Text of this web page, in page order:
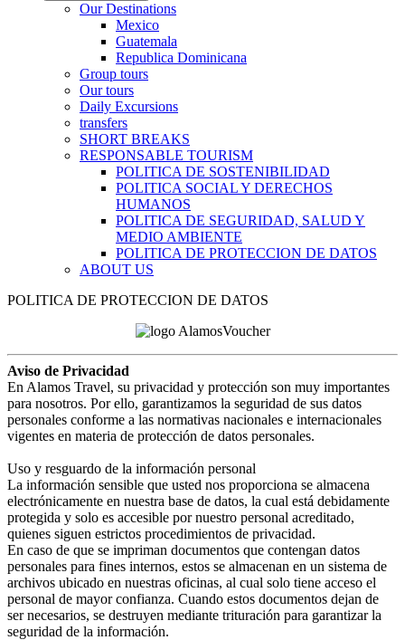
Our Destinations
Mexico
Guatemala
Republica Dominicana
Group tours
Our tours
Daily Excursions
transfers
SHORT BREAKS
RESPONSABLE TOURISM
POLITICA DE SOSTENIBILIDAD
POLITICA SOCIAL Y DERECHOS
HUMANOS
POLITICA DE SEGURIDAD, SALUD Y
MEDIO AMBIENTE
POLITICA DE PROTECCION DE DATOS
ABOUT US
POLITICA DE PROTECCION DE DATOS
Aviso de Privacidad
En Alamos Travel, su privacidad y protección son muy importantes
para nosotros. Por ello, garantizamos la seguridad de sus datos
personales conforme a las normativas nacionales e internacionales
vigentes en materia de protección de datos personales.
Uso y resguardo de la información personal
La información sensible que usted nos proporciona se almacena
electrónicamente en nuestra base de datos, la cual está debidamente
protegida y solo es accesible por nuestro personal acreditado,
quienes siguen estrictos procedimientos de privacidad.
En caso de que se impriman documentos que contengan datos
personales para fines internos, estos se almacenan en un sistema de
archivos ubicado en nuestras oficinas, al cual solo tiene acceso el
personal de mayor confianza. Cuando estos documentos dejan de
ser necesarios, se destruyen mediante trituración para garantizar la
seguridad de la información.